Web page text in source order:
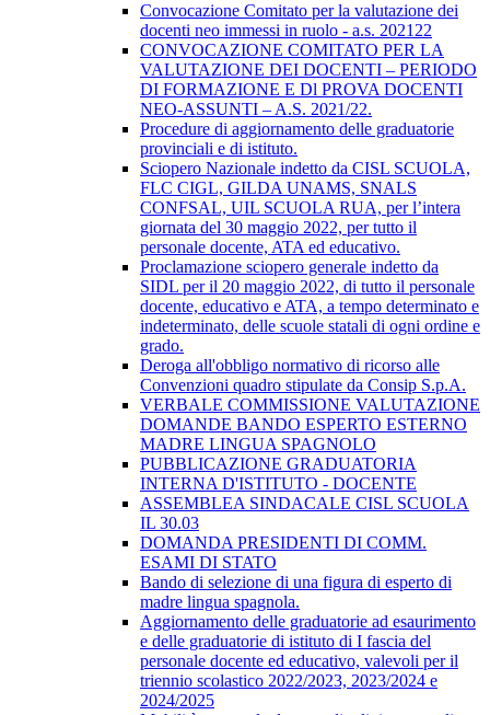
Convocazione Comitato per la valutazione dei
docenti neo immessi in ruolo - a.s. 202122
CONVOCAZIONE COMITATO PER LA
VALUTAZIONE DEI DOCENTI – PERIODO
DI FORMAZIONE E Dl PROVA DOCENTI
NEO-ASSUNTI – A.S. 2021/22.
Procedure di aggiornamento delle graduatorie
provinciali e di istituto.
Sciopero Nazionale indetto da CISL SCUOLA,
FLC CIGL, GILDA UNAMS, SNALS
CONFSAL, UIL SCUOLA RUA, per l’intera
giornata del 30 maggio 2022, per tutto il
personale docente, ATA ed educativo.
Proclamazione sciopero generale indetto da
SIDL per il 20 maggio 2022, di tutto il personale
docente, educativo e ATA, a tempo determinato e
indeterminato, delle scuole statali di ogni ordine e
grado.
Deroga all'obbligo normativo di ricorso alle
Convenzioni quadro stipulate da Consip S.p.A.
VERBALE COMMISSIONE VALUTAZIONE
DOMANDE BANDO ESPERTO ESTERNO
MADRE LINGUA SPAGNOLO
PUBBLICAZIONE GRADUATORIA
INTERNA D'ISTITUTO - DOCENTE
ASSEMBLEA SINDACALE CISL SCUOLA
IL 30.03
DOMANDA PRESIDENTI DI COMM.
ESAMI DI STATO
Bando di selezione di una figura di esperto di
madre lingua spagnola.
Aggiornamento delle graduatorie ad esaurimento
e delle graduatorie di istituto di I fascia del
personale docente ed educativo, valevoli per il
triennio scolastico 2022/2023, 2023/2024 e
2024/2025